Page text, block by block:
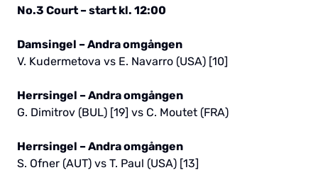
No.3 Court – start kl. 12:00
Damsingel – Andra omgången
V. Kudermetova vs E. Navarro (USA) [10]
Herrsingel – Andra omgången
G. Dimitrov (BUL) [19] vs C. Moutet (FRA)
Herrsingel – Andra omgången
S. Ofner (AUT) vs T. Paul (USA) [13]